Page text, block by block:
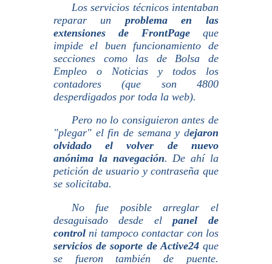
Los servicios técnicos intentaban
reparar un problema en las
extensiones de FrontPage que
impide el buen funcionamiento de
secciones como las de Bolsa de
Empleo o Noticias y todos los
contadores (que son 4800
desperdigados por toda la web).
Pero no lo consiguieron antes de
"plegar" el fin de semana y dejaron
olvidado el volver de nuevo
anónima la navegación. De ahí la
petición de usuario y contraseña que
se solicitaba.
No fue posible arreglar el
desaguisado desde elpanel de
control ni tampoco contactar con los
servicios de soporte de Active24que
se fueron también de puente.